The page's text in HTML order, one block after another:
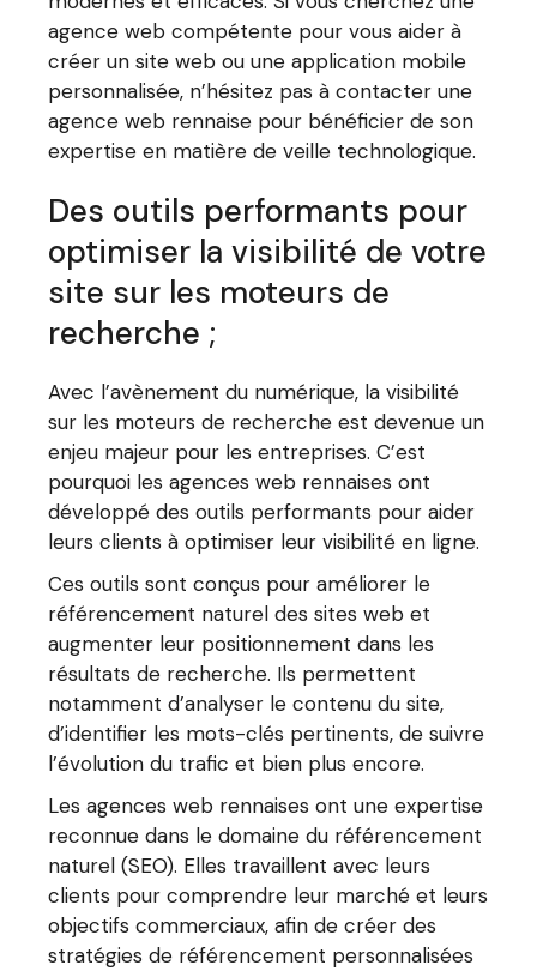
agence web compétente pour vous aider à
créer un site web ou une application mobile
personnalisée, n’hésitez pas à contacter une
agence web rennaise pour bénéficier de son
expertise en matière de veille technologique.
Des outils performants pour
optimiser la visibilité de votre
site sur les moteurs de
recherche ;
Avec l’avènement du numérique, la visibilité
sur les moteurs de recherche est devenue un
enjeu majeur pour les entreprises. C’est
pourquoi les agences web rennaises ont
développé des outils performants pour aider
leurs clients à optimiser leur visibilité en ligne.
Ces outils sont conçus pour améliorer le
référencement naturel des sites web et
augmenter leur positionnement dans les
résultats de recherche. Ils permettent
notamment d’analyser le contenu du site,
d’identifier les mots-clés pertinents, de suivre
l’évolution du trafic et bien plus encore.
Les agences web rennaises ont une expertise
reconnue dans le domaine du référencement
naturel (SEO). Elles travaillent avec leurs
clients pour comprendre leur marché et leurs
objectifs commerciaux, afin de créer des
stratégies de référencement personnalisées